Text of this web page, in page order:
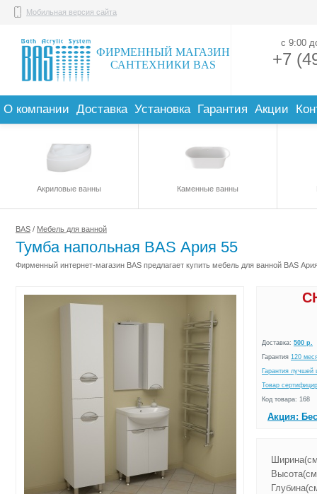
ФИРМЕННЫЙ МАГАЗИН
САНТЕХНИКИ BAS
Мобильная версия сайта
+7
с 9:00
О компании Доставка Установка Гарантия Акции
Акриловые ванны Каменные ванны
BAS / Мебель для ванной
Тумба напольная BAS Ария 55
Фирменный интернет-магазин BAS предлагает купить мебель для ванной BAS
Доставка: 500 р.
Гарантия 120
Гарантия лучшей
Товар
Код товара: 168
Акция: